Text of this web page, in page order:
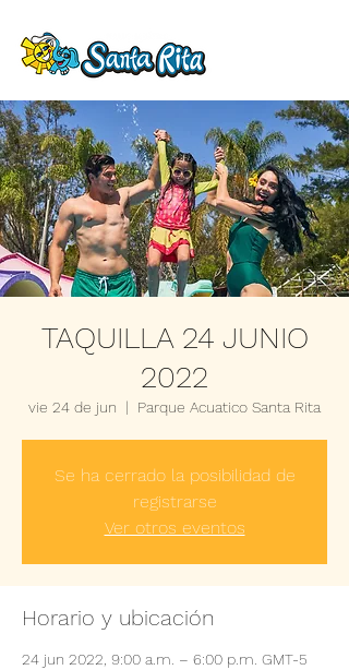
TAQUILLA 24 JUNIO
2022
vie 24 de jun
  |
Parque Acuatico Santa Rita
Se ha cerrado la posibilidad de
registrarse
Ver otros eventos
Horario y ubicación
24 jun 2022, 9:00 a.m. – 6:00 p.m. GMT-5